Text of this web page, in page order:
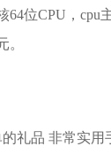
64位CPU，
。